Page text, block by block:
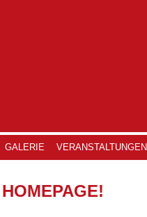
GALERIE VERANSTALTUNGEN